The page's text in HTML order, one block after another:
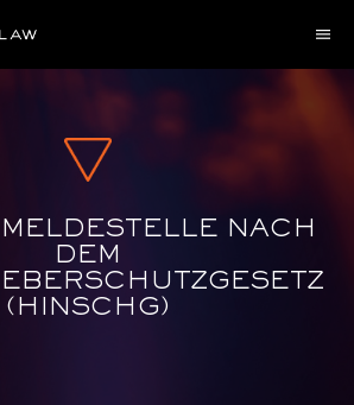
MELDESTELLE NACH
DEM
(HINSCHG)